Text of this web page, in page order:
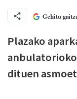
Gehitu
Plazako
anbulatorioko
dituen